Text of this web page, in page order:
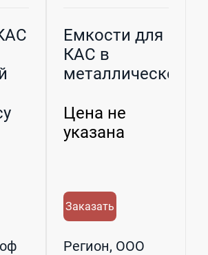
Емкости для
КАС в
металлическом
Цена не
указана
Заказать
Регион, ООО